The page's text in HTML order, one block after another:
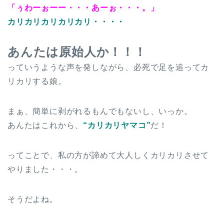
「ぅわーぉーー・・・あーぉ・・・。」
カリカリカリカリカリ・・・・
あんたは原始人か！！！
っていうような声を発しながら、必死で足を追ってカ
リカリする娘。
まぁ、簡単に剥がれるもんでもないし、いっか。
あんたはこれから、 “カリカリヤマコ”だ！
ってことで、私の方が諦めて大人しくカリカリさせて
やりました・・・。
そうだよね。